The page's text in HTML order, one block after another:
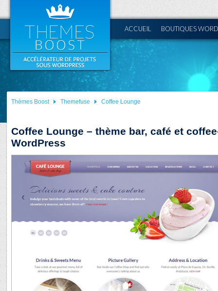
ACCUEIL BOUTIQUES
Thèmes Boost Themefuse Coffee Lounge
Coffee Lounge – thème bar, café et
WordPress